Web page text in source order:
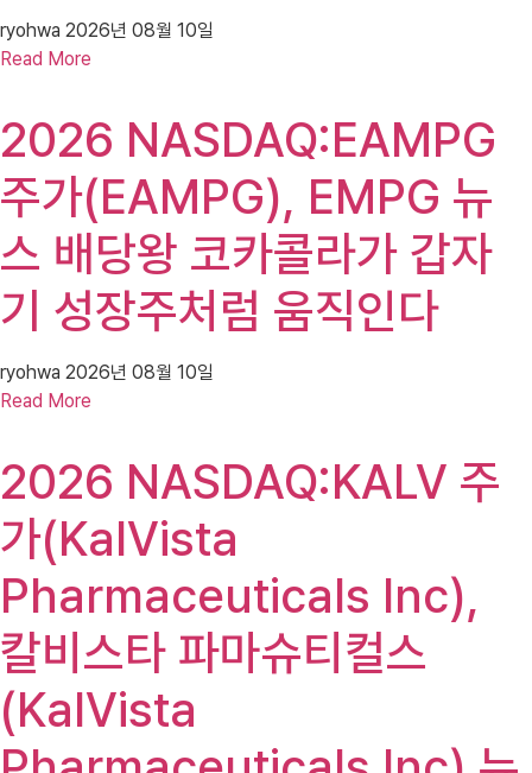
ryohwa 2026년 08월 10일
Read More
2026 NASDAQ:EAMPG
주가(EAMPG), EMPG 뉴
스 배당왕 코카콜라가 갑자
기 성장주처럼 움직인다
ryohwa 2026년 08월 10일
Read More
2026 NASDAQ:KALV 주
가(KalVista
Pharmaceuticals Inc),
칼비스타 파마슈티컬스
(KalVista